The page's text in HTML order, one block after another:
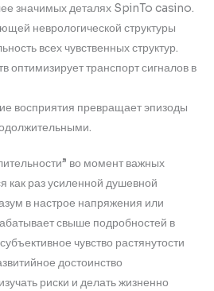
значимых деталях SpinTo casino.
неврологической структуры
всех чувственных структур.
оптимизирует транспорт сигналов в
восприятия превращает эпизоды
во момент важных
как раз усиленной душевной
в настрое напряжения или
свыше подробностей в
чувство растянутости
достоинство
риски и делать жизненно